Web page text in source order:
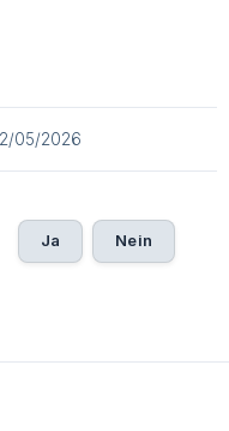
05/2026
Ja Nein